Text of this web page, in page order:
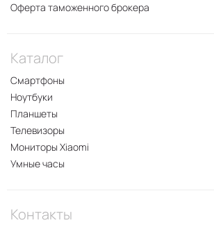
Оферта таможенного брокера
Каталог
Смартфоны
Ноутбуки
Планшеты
Телевизоры
Мониторы Xiaomi
Умные часы
Контакты